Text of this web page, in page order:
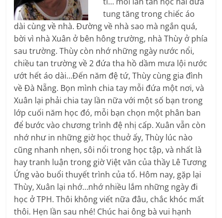
tung tăng trong chiếc áo
dài cùng về nhà. Đường về nhà sao mà ngắn quá,
bời vì nhà Xuân ở bên hông trường, nhà Thùy ở phía
sau trường. Thùy còn nhớ những ngày nước nổi,
chiều tan trường về 2 đứa tha hồ dầm mưa lội nước
ướt hết áo dài…Đến năm đệ tứ, Thùy cùng gia đình
về Đà Nẵng. Bọn mình chia tay mỗi đứa một nơi, và
Xuân lại phải chia tay lần nữa với một số bạn trong
lớp cuối năm học đó, mỗi bạn chọn một phân ban
để bước vào chương trình đệ nhị cấp. Xuân vẫn còn
nhớ như in những giờ học thuở ấy, Thùy lúc nào
cũng nhanh nhẹn, sôi nổi trong học tập, và nhất là
hay tranh luận trong giờ Việt văn của thầy Lê Tương
Ứng vào buổi thuyết trình của tổ. Hôm nay, gặp lại
Thùy, Xuân lại nhớ…nhớ nhiều lắm những ngày đi
học ở TPH. Thôi không viết nữa đâu, chắc khóc mất
thôi. Hẹn lần sau nhé! Chúc hai ông bà vui hạnh